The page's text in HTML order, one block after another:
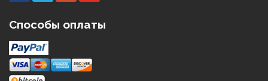
Способы оплаты